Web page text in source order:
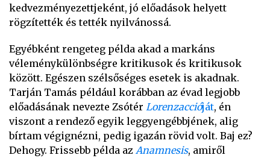
kedvezményezettjeként, jó előadások helyett
rögzítették és tették nyilvánossá.
Egyébként rengeteg példa akad a markáns
véleménykülönbségre kritikusok és kritikusok
között. Egészen szélsőséges esetek is akadnak.
Tarján Tamás például korábban az évad legjobb
előadásának nevezte Zsótér Lorenzaccióját, én
viszont a rendező egyik leggyengébbjének, alig
bírtam végignézni, pedig igazán rövid volt. Baj ez?
Dehogy. Frissebb példa az Anamnesis, amiről